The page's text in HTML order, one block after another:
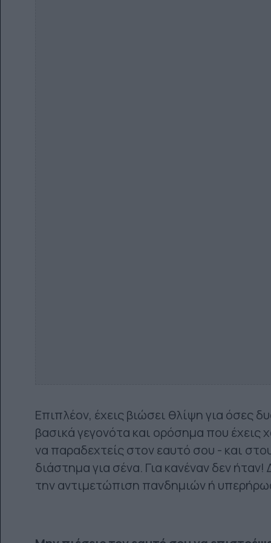
Επιπλέον, έχεις βιώσει θλίψη για όσες
βασικά γεγονότα και ορόσημα που έχεις
να παραδεχτείς στον εαυτό σου - και
διάστημα για σένα. Για κανέναν δεν ήταν!
την αντιμετώπιση πανδημιών ή